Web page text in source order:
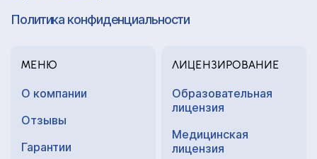
Политика конфиденциальности
МЕНЮ
О компании
Отзывы
Гарантии
ЛИЦЕНЗИРОВАНИЕ
Образовательная
лицензия
Медицинская
лицензия